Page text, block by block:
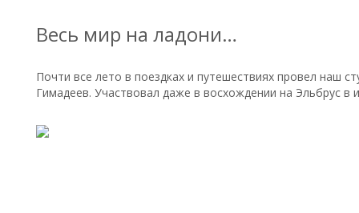
Весь мир на ладони…
Почти все лето в поездках и путешествиях провел наш
Гимадеев. Участвовал даже в восхождении на Эльбрус в